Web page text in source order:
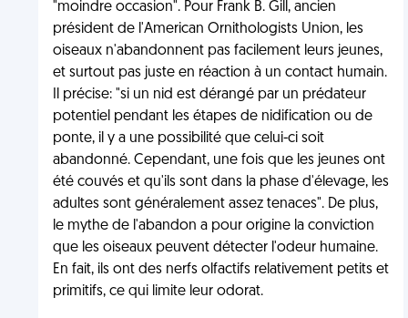
"moindre occasion". Pour Frank B. Gill, ancien
président de l'American Ornithologists Union, les
oiseaux n'abandonnent pas facilement leurs jeunes,
et surtout pas juste en réaction à un contact humain.
Il précise: "si un nid est dérangé par un prédateur
potentiel pendant les étapes de nidification ou de
ponte, il y a une possibilité que celui-ci soit
abandonné. Cependant, une fois que les jeunes ont
été couvés et qu'ils sont dans la phase d'élevage, les
adultes sont généralement assez tenaces". De plus,
le mythe de l'abandon a pour origine la conviction
que les oiseaux peuvent détecter l'odeur humaine.
En fait, ils ont des nerfs olfactifs relativement petits et
primitifs, ce qui limite leur odorat.